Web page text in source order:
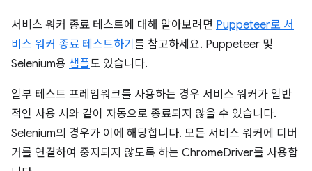
서비스 워커 종료 테스트에 대해 알아보려면 Puppeteer로 서
비스 워커 종료 테스트하기 를 참고하세요. Puppeteer 및
Selenium용 샘플도 있습니다.
일부 테스트 프레임워크를 사용하는 경우 서비스 워커가 일반
적인 사용 시와 같이 자동으로 종료되지 않을 수 있습니다.
Selenium의 경우가 이에 해당합니다. 모든 서비스 워커에 디버
거를 연결하여 중지되지 않도록 하는 ChromeDriver를 사용합